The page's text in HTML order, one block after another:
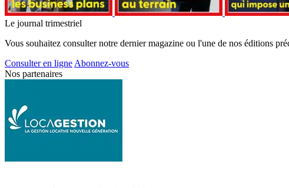
Le journal trimestriel
Vous souhaitez consulter notre dernier magazine ou l'une de nos éditions
Consulter en ligne Abonnez-vous
Nos partenaires